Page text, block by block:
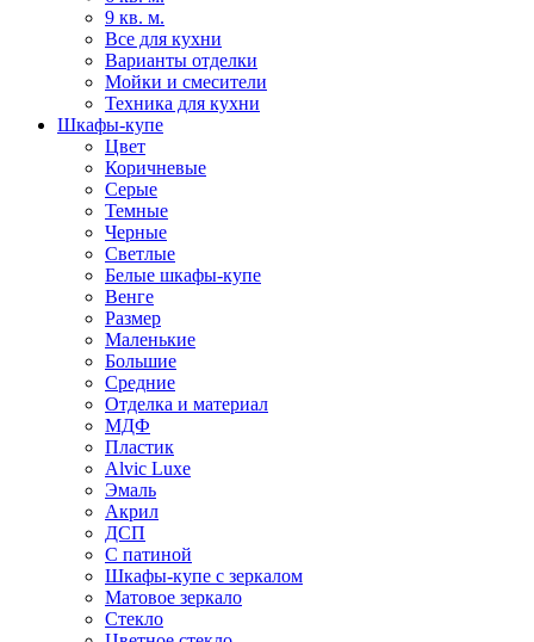
9 кв. м.
Все для кухни
Варианты отделки
Мойки и смесители
Техника для кухни
Шкафы-купе
Цвет
Коричневые
Серые
Темные
Черные
Светлые
Белые шкафы-купе
Венге
Размер
Маленькие
Большие
Средние
Отделка и материал
МДФ
Пластик
Alvic Luxe
Эмаль
Акрил
ДСП
С патиной
Шкафы-купе с зеркалом
Матовое зеркало
Стекло